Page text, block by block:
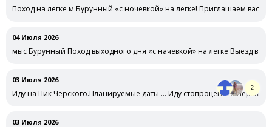
Поход на легке м Бурунный «с ночевкой» на легке! Приглашаем вас а
04 Июля 2026
мыс Бурунный Поход выходного дня «с начевкой» на легке Выезд в
03 Июля 2026
Иду на Пик Черского.Планируемые даты … Иду стопроцентно.Первый
2
03 Июля 2026